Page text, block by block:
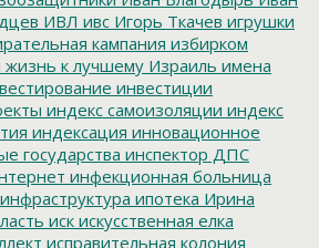
ИВЛ ивс Игорь Ткачев игрушки
кампания избирком
жизнь к лучшему Израиль имена
инвестиции
индекс самоизоляции индекс
индексация инновационное
государства инспектор ДПС
инфекционная больница
инфраструктура ипотека Ирина
иск искусственная елка
исправительная колония